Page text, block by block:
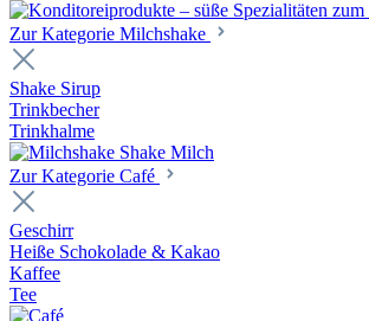
Zur Kategorie Milchshake
Shake Sirup
Trinkbecher
Trinkhalme
Zur Kategorie Café
Geschirr
Heiße Schokolade & Kakao
Kaffee
Tee